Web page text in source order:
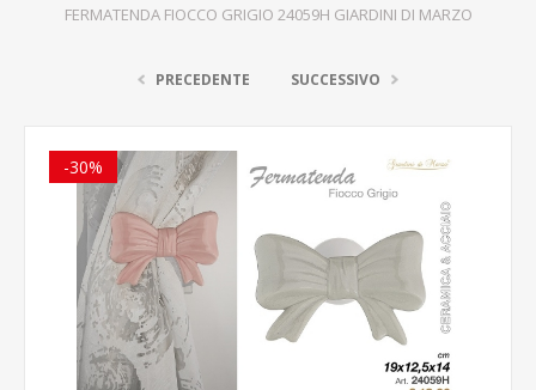
FERMATENDA FIOCCO GRIGIO 24059H GIARDINI DI MARZO
PRECEDENTE SUCCESSIVO
-30%